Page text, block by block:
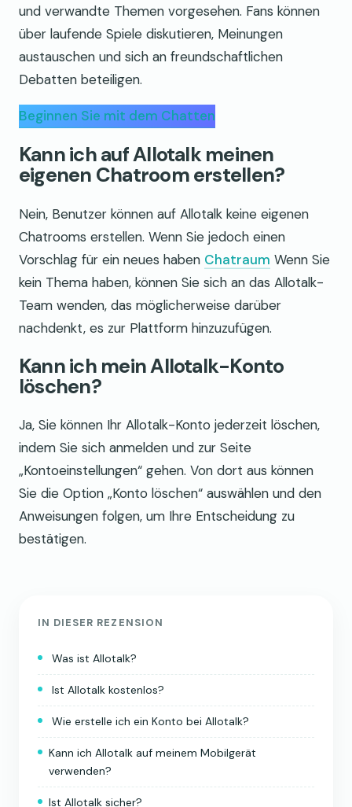
und verwandte Themen vorgesehen. Fans können
über laufende Spiele diskutieren, Meinungen
austauschen und sich an freundschaftlichen
Debatten beteiligen.
Beginnen Sie mit dem Chatten
Kann ich auf Allotalk meinen
eigenen Chatroom erstellen?
Nein, Benutzer können auf Allotalk keine eigenen
Chatrooms erstellen. Wenn Sie jedoch einen
Vorschlag für ein neues haben Chatraum Wenn Sie
kein Thema haben, können Sie sich an das Allotalk-
Team wenden, das möglicherweise darüber
nachdenkt, es zur Plattform hinzuzufügen.
Kann ich mein Allotalk-Konto
löschen?
Ja, Sie können Ihr Allotalk-Konto jederzeit löschen,
indem Sie sich anmelden und zur Seite
„Kontoeinstellungen“ gehen. Von dort aus können
Sie die Option „Konto löschen“ auswählen und den
Anweisungen folgen, um Ihre Entscheidung zu
bestätigen.
IN DIESER REZENSION
Was ist Allotalk?
Ist Allotalk kostenlos?
Wie erstelle ich ein Konto bei Allotalk?
Kann ich Allotalk auf meinem Mobilgerät
verwenden?
Ist Allotalk sicher?